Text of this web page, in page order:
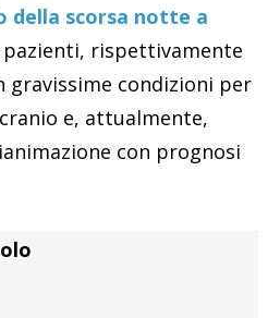
della scorsa notte a
pazienti, rispettivamente
gravissime condizioni per
e, attualmente,
con prognosi